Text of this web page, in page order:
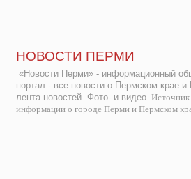
НОВОСТИ ПЕРМИ
«Новости Перми» - информационный
портал - все новости о Пермском крае и
лента новостей. Фото- и видео. Источник
информации о городе Перми и Пермском